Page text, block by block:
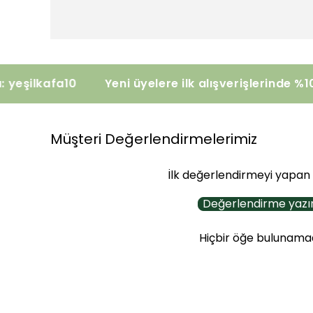
Kodu: yeşilkafa10 Yeni üyelere ilk
Müşteri Değerlendirmelerimiz
İlk değerlendirmeyi yapan
Değerlendirme
Hiçbir öğe